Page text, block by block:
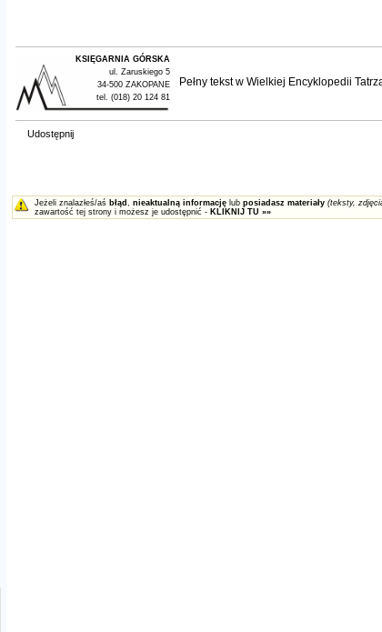
KSIĘGARNIA GÓRSKA
ul. Zaruskiego 5
34-500 ZAKOPANE
tel. (018) 20 124 81
Pełny tekst w Wielkiej Encyklopedii
Udostępnij
Jeżeli znalazłeś/aś błąd , nieaktualną informację lub posiadasz materiały (teksty,
zawartość tej strony i możesz je udostępnić - KLIKNIJ TU »»